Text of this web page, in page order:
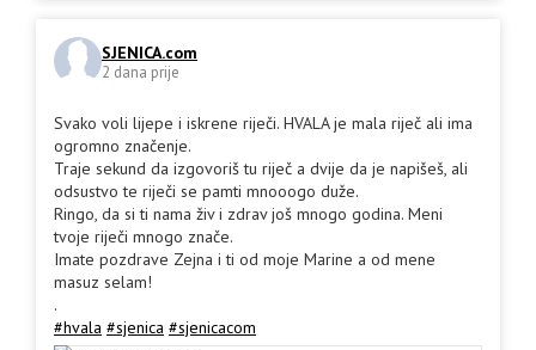
SJENICA.com
2 dana prije
Svako voli lijepe i iskrene riječi. HVALA je mala riječ ali ima
ogromno značenje.
Traje sekund da izgovoriš tu riječ a dvije da je napišeš, ali
odsustvo te riječi se pamti mnooogo duže.
Ringo, da si ti nama živ i zdrav još mnogo godina. Meni
tvoje riječi mnogo znače.
Imate pozdrave Zejna i ti od moje Marine a od mene
masuz selam!
.
#hvala #sjenica #sjenicacom